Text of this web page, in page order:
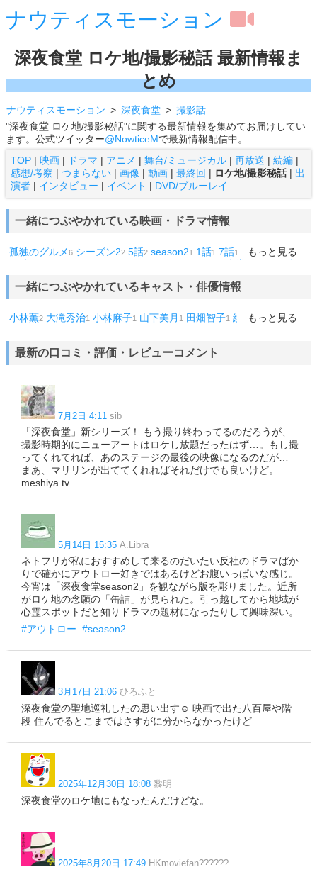
ナウティスモーション
深夜食堂 ロケ地/撮影秘話 最新情報ま
とめ
ナウティスモーション 深夜食堂
撮影話
"深夜食堂 ロケ地/撮影秘話"に関する最新情報を集めてお届けしてい
ます。公式ツイッター@NowticeMで最新情報配信中。
TOP | 映画 | ドラマ | アニメ | 舞台/ミュージカル | 再放送 | 続編 |
感想/考察 | つまらない | 画像 | 動画 | 最終回 | ロケ地/撮影秘話 | 出
演者 | インタビュー | イベント | DVD/ブルーレイ
一緒につぶやかれている映画・ドラマ情報
もっと見る
孤独のグルメ6 シーズン22 5話2 season21 1話1 7話1 40話1 僕のい
一緒につぶやかれているキャスト・俳優情報
もっと見る
小林薫2 大滝秀治1 小林麻子1 山下美月 1 田畑智子1 綾田俊樹1
最新の口コミ・評価・レビューコメント
7月2日 4:11 sib
「深夜食堂」新シリーズ！ もう撮り終わってるのだろうが、
撮影時期的にニューアートはロケし放題だったはず…。もし撮
ってくれてれば、あのステージの最後の映像になるのだが…
まあ、マリリンが出ててくれればそれだけでも良いけど。
meshiya.tv
5月14日 15:35 A.Libra
ネトフリが私におすすめして来るのだいたい反社のドラマばか
りで確かにアウトロー好きではあるけどお腹いっぱいな感じ。
今宵は「深夜食堂season2」を観ながら版を彫りました。近所
がロケ地の念願の「缶詰」が見られた。引っ越してから地域が
心霊スポットだと知りドラマの題材になったりして興味深い。
#アウトロー #season2
3月17日 21:06 ひろふと
深夜食堂の聖地巡礼したの思い出す☺ 映画で出た八百屋や階
段 住んでるとこまではさすがに分からなかったけど
2025年12月30日 18:08 黎明
深夜食堂のロケ地にもなったんだけどな。
2025年8月20日 17:49 HKmoviefan??????